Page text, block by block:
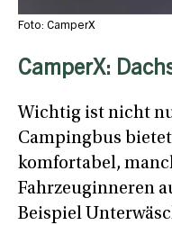
CamperX:
Wichtig ist nicht
Campingbus
komfortabel,
Fahrzeuginneren
Beispiel
Foto: CamperX